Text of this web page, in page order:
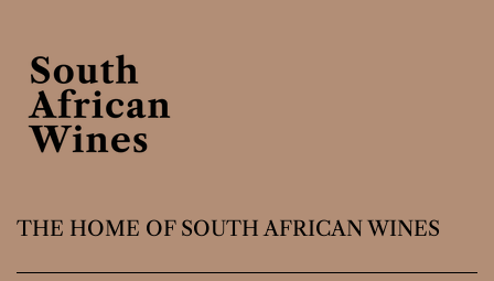
THE HOME OF SOUTH AFRICAN WINES